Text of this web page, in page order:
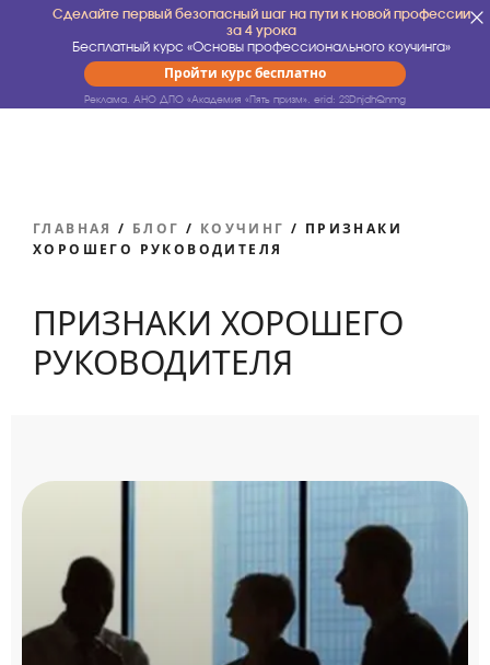
Сделайте первый безопасный шаг на пути к новой профессии
за 4 урока
Бесплатный курс «Основы профессионального коучинга»
Пройти курс бесплатно
Реклама. АНО ДПО «Академия «Пять призм». erid: 2SDnjdhQnmg
ГЛАВНАЯ / БЛОГ / КОУЧИНГ / ПРИЗНАКИ
ХОРОШЕГО РУКОВОДИТЕЛЯ
ПРИЗНАКИ ХОРОШЕГО
РУКОВОДИТЕЛЯ